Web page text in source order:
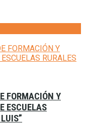
FORMACIÓN Y
ESCUELAS